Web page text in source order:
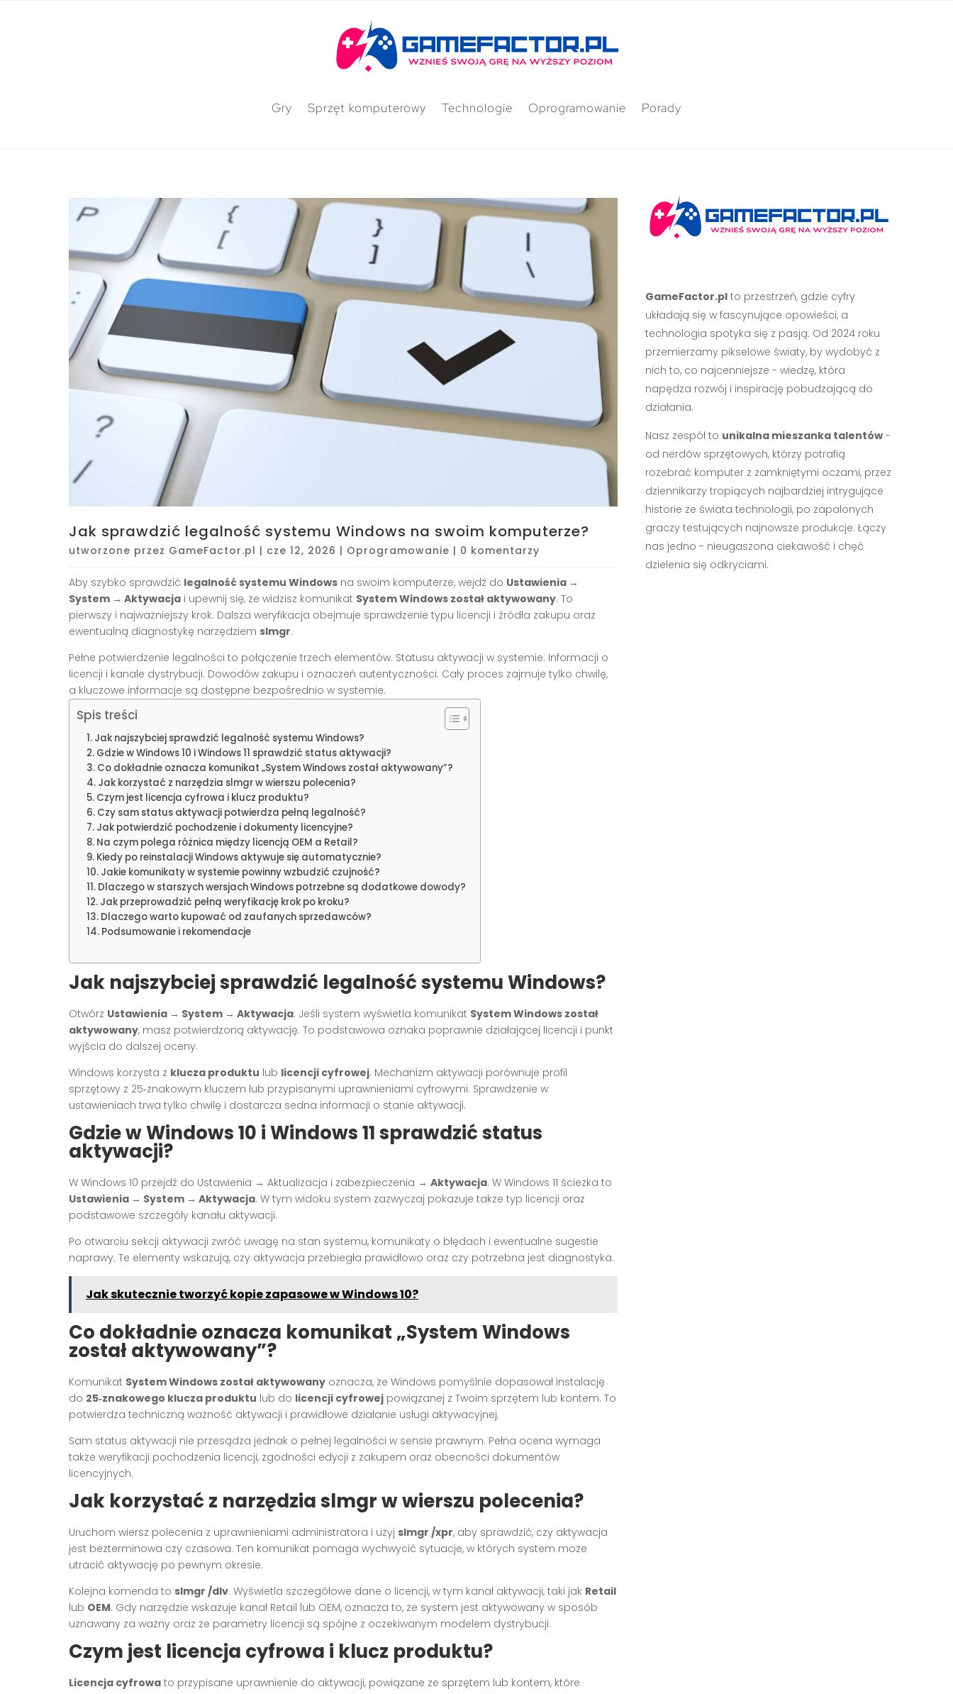
Gry Sprzęt komputerowy Technologie Oprogramowanie Porady
Jak sprawdzić legalność systemu Windows na swoim komputerze?
utworzone przez GameFactor.pl | cze 12, 2026 | Oprogramowanie | 0 komentarzy
Aby szybko sprawdzić legalność systemu Windows na swoim komputerze, wejdź do Ustawienia →
System → Aktywacja i upewnij się, że widzisz komunikat System Windows został aktywowany. To
pierwszy i najważniejszy krok. Dalsza weryfikacja obejmuje sprawdzenie typu licencji i źródła zakupu oraz
ewentualną diagnostykę narzędziem slmgr.
Pełne potwierdzenie legalności to połączenie trzech elementów. Statusu aktywacji w systemie. Informacji o
licencji i kanale dystrybucji. Dowodów zakupu i oznaczeń autentyczności. Cały proces zajmuje tylko chwilę,
a kluczowe informacje są dostępne bezpośrednio w systemie.
Spis treści
Jak najszybciej sprawdzić legalność systemu Windows?
Gdzie w Windows 10 i Windows 11 sprawdzić status aktywacji?
Co dokładnie oznacza komunikat „System Windows został aktywowany”?
Jak korzystać z narzędzia slmgr w wierszu polecenia?
Czym jest licencja cyfrowa i klucz produktu?
Czy sam status aktywacji potwierdza pełną legalność?
Jak potwierdzić pochodzenie i dokumenty licencyjne?
Na czym polega różnica między licencją OEM a Retail?
Kiedy po reinstalacji Windows aktywuje się automatycznie?
Jakie komunikaty w systemie powinny wzbudzić czujność?
Dlaczego w starszych wersjach Windows potrzebne są dodatkowe dowody?
Jak przeprowadzić pełną weryfikację krok po kroku?
Dlaczego warto kupować od zaufanych sprzedawców?
Podsumowanie i rekomendacje
Jak najszybciej sprawdzić legalność systemu Windows?
Otwórz Ustawienia → System → Aktywacja. Jeśli system wyświetla komunikat System Windows został
aktywowany, masz potwierdzoną aktywację. To podstawowa oznaka poprawnie działającej licencji i punkt
wyjścia do dalszej oceny.
Windows korzysta z klucza produktu lub licencji cyfrowej. Mechanizm aktywacji porównuje profil
sprzętowy z 25‑znakowym kluczem lub przypisanymi uprawnieniami cyfrowymi. Sprawdzenie w
ustawieniach trwa tylko chwilę i dostarcza sedna informacji o stanie aktywacji.
Gdzie w Windows 10 i Windows 11 sprawdzić status
aktywacji?
W Windows 10 przejdź do Ustawienia → Aktualizacja i zabezpieczenia → Aktywacja. W Windows 11 ścieżka to
Ustawienia → System → Aktywacja. W tym widoku system zazwyczaj pokazuje także typ licencji oraz
podstawowe szczegóły kanału aktywacji.
Po otwarciu sekcji aktywacji zwróć uwagę na stan systemu, komunikaty o błędach i ewentualne sugestie
naprawy. Te elementy wskazują, czy aktywacja przebiegła prawidłowo oraz czy potrzebna jest diagnostyka.
Jak skutecznie tworzyć kopie zapasowe w Windows 10?
Co dokładnie oznacza komunikat „System Windows
został aktywowany”?
Komunikat System Windows został aktywowany oznacza, że Windows pomyślnie dopasował instalację
do 25‑znakowego klucza produktu lub do licencji cyfrowej powiązanej z Twoim sprzętem lub kontem. To
potwierdza techniczną ważność aktywacji i prawidłowe działanie usługi aktywacyjnej.
Sam status aktywacji nie przesądza jednak o pełnej legalności w sensie prawnym. Pełna ocena wymaga
także weryfikacji pochodzenia licencji, zgodności edycji z zakupem oraz obecności dokumentów
licencyjnych.
Jak korzystać z narzędzia slmgr w wierszu polecenia?
Uruchom wiersz polecenia z uprawnieniami administratora i użyj slmgr /xpr, aby sprawdzić, czy aktywacja
jest bezterminowa czy czasowa. Ten komunikat pomaga wychwycić sytuacje, w których system może
utracić aktywację po pewnym okresie.
Kolejna komenda to slmgr /dlv. Wyświetla szczegółowe dane o licencji, w tym kanał aktywacji, taki jak Retail
lub OEM. Gdy narzędzie wskazuje kanał Retail lub OEM, oznacza to, że system jest aktywowany w sposób
uznawany za ważny oraz że parametry licencji są spójne z oczekiwanym modelem dystrybucji.
Czym jest licencja cyfrowa i klucz produktu?
Licencja cyfrowa to przypisane uprawnienie do aktywacji, powiązane ze sprzętem lub kontem, które
GameFactor.plto przestrzeń, gdzie cyfry
układają się w fascynujące opowieści, a
technologia spotyka się z pasją. Od 2024 roku
przemierzamy pikselowe światy, by wydobyć z
nich to, co najcenniejsze - wiedzę, która
napędza rozwój i inspirację pobudzającą do
działania.
Nasz zespół to unikalna mieszanka talentów-
od nerdów sprzętowych, którzy potrafią
rozebrać komputer z zamkniętymi oczami, przez
dziennikarzy tropiących najbardziej intrygujące
historie ze świata technologii, po zapalonych
graczy testujących najnowsze produkcje. Łączy
nas jedno - nieugaszona ciekawość i chęć
dzielenia się odkryciami.